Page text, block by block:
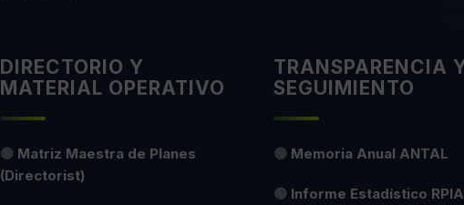
DIRECTORIO Y
MATERIAL OPERATIVO
🟢 Matriz Maestra de Planes
(Directorist)
TRANSPARENCIA
SEGUIMIENTO
🟢 Memoria Anual ANTAL
🟢 Informe Estadístico RPIA